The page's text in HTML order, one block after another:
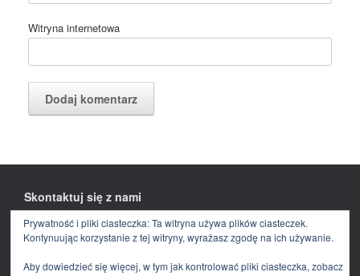
Witryna internetowa
Skontaktuj się z nami
FacebookE-
mail
Prywatność i pliki ciasteczka: Ta witryna używa plików ciasteczek.
Kontynuując korzystanie z tej witryny, wyrażasz zgodę na ich używanie.
Aby dowiedzieć się więcej, w tym jak kontrolować pliki ciasteczka, zobacz